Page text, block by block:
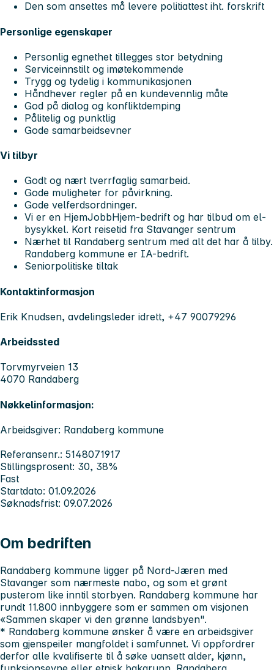
Den som ansettes må levere politiattest iht. forskrift
Personlige egenskaper
Personlig egnethet tillegges stor betydning
Serviceinnstilt og imøtekommende
Trygg og tydelig i kommunikasjonen
Håndhever regler på en kundevennlig måte
God på dialog og konfliktdemping
Pålitelig og punktlig
Gode samarbeidsevner
Vi tilbyr
Godt og nært tverrfaglig samarbeid.
Gode muligheter for påvirkning.
Gode velferdsordninger.
Vi er en HjemJobbHjem-bedrift og har tilbud om el-
bysykkel. Kort reisetid fra Stavanger sentrum
Nærhet til Randaberg sentrum med alt det har å tilby.
Randaberg kommune er IA-bedrift.
Seniorpolitiske tiltak
Kontaktinformasjon
Erik Knudsen, avdelingsleder idrett, +47 90079296
Arbeidssted
Torvmyrveien 13
4070 Randaberg
Nøkkelinformasjon:
Arbeidsgiver: Randaberg kommune
Referansenr.: 5148071917
Stillingsprosent: 30, 38%
Fast
Startdato: 01.09.2026
Søknadsfrist: 09.07.2026
Om bedriften
Randaberg kommune ligger på Nord-Jæren med
Stavanger som nærmeste nabo, og som et grønt
pusterom like inntil storbyen. Randaberg kommune har
rundt 11.800 innbyggere som er sammen om visjonen
«Sammen skaper vi den grønne landsbyen".
* Randaberg kommune ønsker å være en arbeidsgiver
som gjenspeiler mangfoldet i samfunnet. Vi oppfordrer
derfor alle kvalifiserte til å søke uansett alder, kjønn,